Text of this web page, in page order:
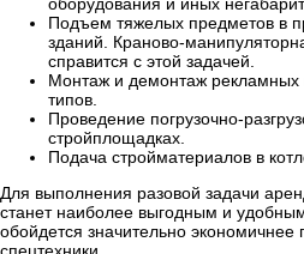
Подъем тяжелых предметов в
зданий. Краново-
справится с этой задачей.
Монтаж и демонтаж рекламных
типов.
Проведение погрузочно-
стройплощадках.
Подача стройматериалов в
Для выполнения разовой задачи
станет наиболее выгодным и
обойдется значительно экономичнее
спецтехники.